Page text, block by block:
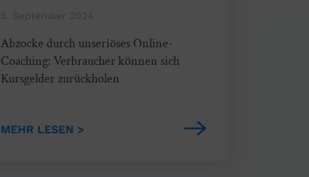
5. September 2024
Abzocke durch unseriöses Online-
Coaching: Verbraucher können sich
Kursgelder zurückholen
MEHR LESEN >